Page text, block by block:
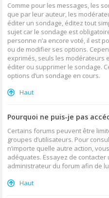
Comme pour les messages, les
que par leur auteur, les
éditer un sondage, éditez tout
sujet car le sondage est
personne n’a encore voté, il est
ou de modifier ses options.
exprimés, seuls les modérateurs
éditer ou supprimer le sondage.
options d’un sondage en cours.
Haut
Pourquoi ne puis-je pas
Certains forums peuvent être
groupes d’utilisateurs. Pour
n’importe quelle autre action,
adéquates. Essayez de
administrateur du forum afin de
Haut